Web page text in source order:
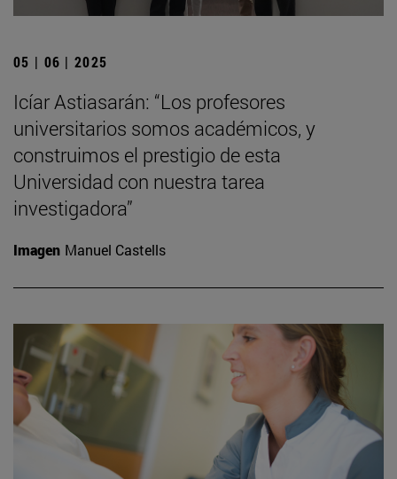
05 | 06 | 2025
Icíar Astiasarán: “Los profesores
universitarios somos académicos, y
construimos el prestigio de esta
Universidad con nuestra tarea
investigadora”
Imagen Manuel Castells